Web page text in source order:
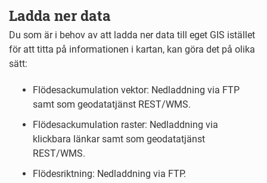
Ladda ner data
Du som är i behov av att ladda ner data till eget GIS istället
för att titta på informationen i kartan, kan göra det på olika
sätt:
Flödesackumulation vektor: Nedladdning via FTP
samt som geodatatjänst REST/WMS.
Flödesackumulation raster: Nedladdning via
klickbara länkar samt som geodatatjänst
REST/WMS.
Flödesriktning: Nedladdning via FTP.